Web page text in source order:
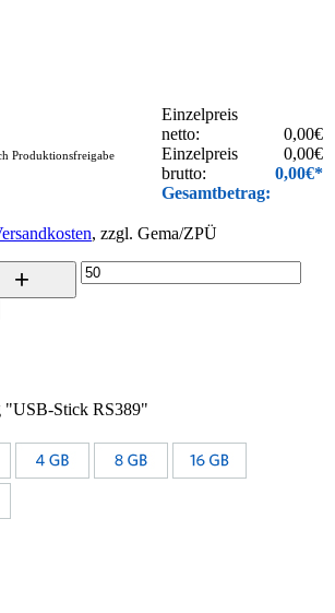
Produktionsfreigabe
Einzelpreis
netto:
Einzelpreis
brutto:
Gesamtbetrag:
0,00€
0,00€
0,00€*
, zzgl. Gema/ZPÜ
"USB-Stick RS389"